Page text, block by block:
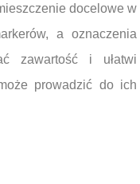
docelowe w
a oznaczenia
zawartość i ułatwi
prowadzić do ich